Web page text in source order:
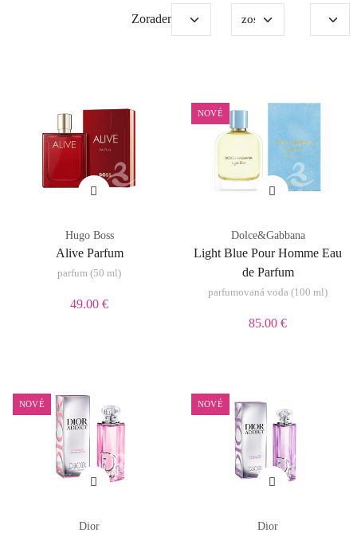
Zoradenie:
Hugo Boss
Alive Parfum
parfum (50 ml)
49.00 €
NOVÉ
Dolce&Gabbana
Light Blue Pour Homme Eau
de Parfum
parfumovaná voda (100 ml)
85.00 €
NOVÉ
Dior
NOVÉ
Dior